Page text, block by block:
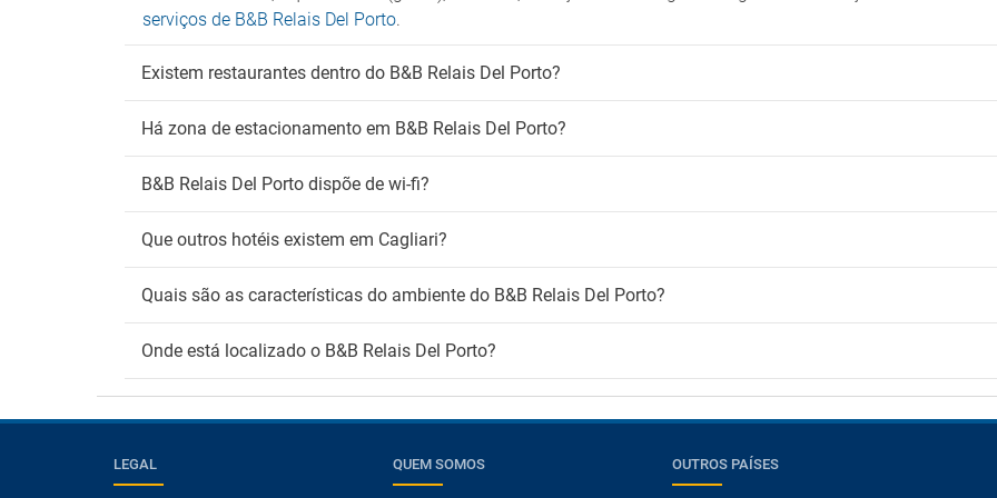
serviços de B&B Relais Del Porto.
Existem restaurantes dentro do B&B Relais Del Porto?
Há zona de estacionamento em B&B Relais Del Porto?
B&B Relais Del Porto dispõe de wi-fi?
Que outros hotéis existem em Cagliari?
Quais são as características do ambiente do B&B Relais Del Porto?
Onde está localizado o B&B Relais Del Porto?
LEGAL QUEM SOMOS OUTROS PAÍSES